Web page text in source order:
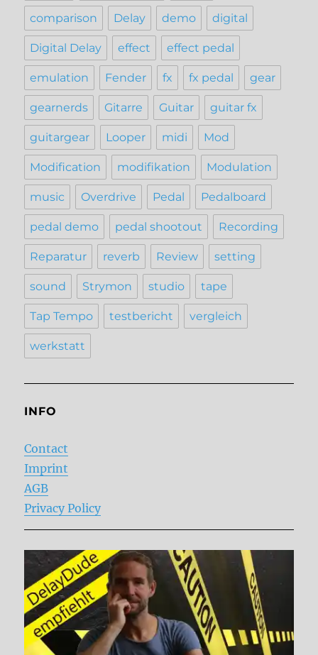
comparison Delay demo digital
Digital Delay effect effect pedal
emulation Fender fx fx pedal gear
gearnerds Gitarre Guitar guitar fx
guitargear Looper midi Mod
Modification modifikation Modulation
music Overdrive Pedal Pedalboard
pedal demo pedal shootout Recording
Reparatur reverb Review setting
sound Strymon studio tape
Tap Tempo testbericht vergleich
werkstatt
INFO
Contact
Imprint
AGB
Privacy Policy